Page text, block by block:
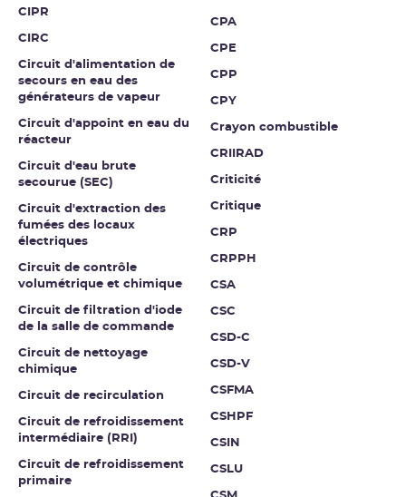
CIPR
CIRC
Circuit d'alimentation de
secours en eau des
générateurs de vapeur
Circuit d'appoint en eau du
réacteur
Circuit d'eau brute
secourue (SEC)
Circuit d'extraction des
fumées des locaux
électriques
Circuit de contrôle
volumétrique et chimique
Circuit de filtration d'iode
de la salle de commande
Circuit de nettoyage
chimique
Circuit de recirculation
Circuit de refroidissement
intermédiaire (RRI)
Circuit de refroidissement
primaire
CPA
CPE
CPP
CPY
Crayon combustible
CRIIRAD
Criticité
Critique
CRP
CRPPH
CSA
CSC
CSD-C
CSD-V
CSFMA
CSHPF
CSIN
CSLU